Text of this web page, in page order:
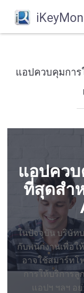
แอปควบคุมการ
แอปคว
ที่สุดสำ
ในปัจจุบัน บริษัท
กับพนักงานเพื่อใ
อาจใช้สมาร์ท
การให้บริการลู
แอปฯ ฯลฯ อ